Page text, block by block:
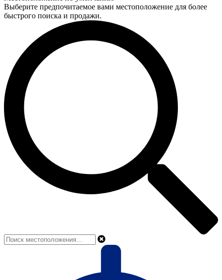
Выберите предпочитаемое вами местоположение для более
быстрого поиска и продажи.